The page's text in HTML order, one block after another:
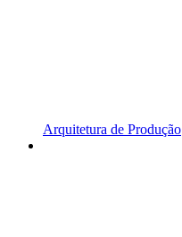
Arquitetura de Produção